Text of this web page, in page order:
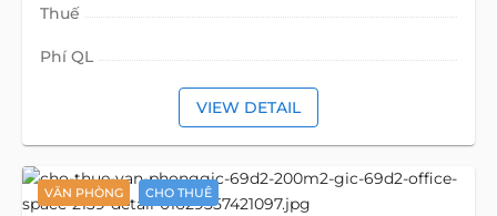
Thuế
Phí QL
VIEW DETAIL
VĂN PHÒNG CHO THUÊ